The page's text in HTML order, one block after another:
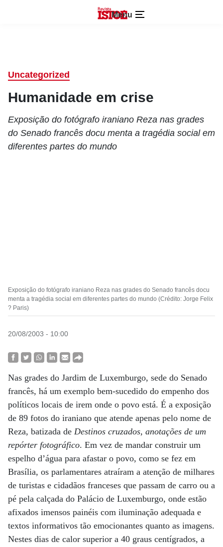
Menu
Uncategorized
Humanidade em crise
Exposição do fotógrafo iraniano Reza nas grades
do Senado francês docu menta a tragédia social em
diferentes partes do mundo
Exposição do fotógrafo iraniano Reza nas grades do Senado francês docu
menta a tragédia social em diferentes partes do mundo (Crédito: Jorge Felix
? Paris)
20/08/2003 - 10:00
Nas grades do Jardim de Luxemburgo, sede do Senado
francês, há um exemplo bem-sucedido do empenho dos
políticos locais de irem onde o povo está. É a exposição
de 89 fotos do iraniano que atende apenas pelo nome de
Reza, batizada de Destinos cruzados, anotações de um
repórter fotográfico. Em vez de mandar construir um
espelho d’água para afastar o povo, como se fez em
Brasília, os parlamentares atraíram a atenção de milhares
de turistas e cidadãos franceses que passam de carro ou a
pé pela calçada do Palácio de Luxemburgo, onde estão
afixados imensos painéis com iluminação adequada e
textos informativos tão emocionantes quanto as imagens.
Nestes dias de calor superior a 40 graus centígrados, a